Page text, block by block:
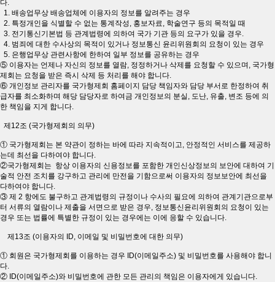
다.
1. 배송업무상 배송업체에 이용자의 정보를 알려주는 경우
2. 특정개인을 식별할 수 없는 통계작성, 홍보자료, 학술연구 등의 목적일 때
3. 전기통신기본법 등 관계법령에 의하여 국가 기관 등의 요구가 있을 경우.
4. 범죄에 대한 수사상의 목적이 있거나 정보통신 윤리위원회의 요청이 있는 경우
5. 은행업무상 관련사항에 한하여 일부 정보를 공유하는 경우
⑤ 이용자는 언제나 자신의 정보를 열람, 정정하거나 삭제를 요청할 수 있으며, 국가형
제회는 요청을 받은 즉시 삭제 등 처리를 해야 합니다.
⑥ 개인정보 관리자를 국가형제회 홈페이지 담당 책임자와 담당 부서로 한정하여 취
급자를 최소화하며 해당 담당자로 하여금 개인정보의 분실, 도난, 유출, 변조 등에 의
한 책임을 지게 합니다.
제12조 (국가형제회의 의무)
① 국가형제회는 본 약관이 정하는 바에 따라 지속적이고, 안정적인 서비스를 제공하
는데 최선을 다하여야 합니다.
②국가형제회는 항상 이용자의 신용정보를 포함한 개인신상정보의 보안에 대하여 기
술적 안전 조치를 강구하고 관리에 만전을 기함으로써 이용자의 정보보안에 최선을
다하여야 합니다.
③ 제 2 항에도 불구하고 관계법령의 규정이나 수사의 필요에 의하여 관계기관으로부
터 서류의 열람이나 제출을 서면으로 받은 경우, 정보통신윤리위원회의 요청이 있는
경우 또는 법률에 특별한 규정이 있는 경우에는 이에 응할 수 있습니다.
제13조 (이용자의 ID, 이메일 및 비밀번호에 대한 의무)
① 회원은 국가형제회를 이용하는 경우 ID(이메일주소) 및 비밀번호를 사용해야 합니
다.
② ID(이메일주소)와 비밀번호에 관한 모든 관리의 책임은 이용자에게 있습니다.